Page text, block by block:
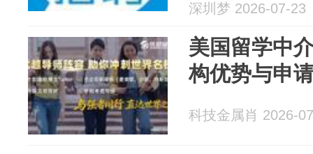
深圳梦 2026-07-23
美国留学中
构优势与申
科技金属肖 2026-